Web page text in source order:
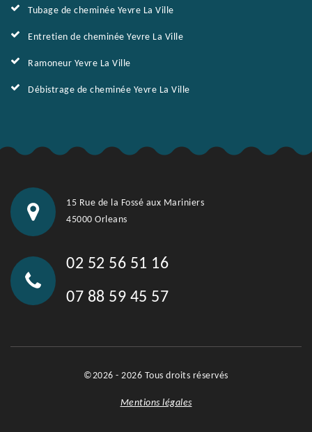
Tubage de cheminée Yevre La Ville
Entretien de cheminée Yevre La Ville
Ramoneur Yevre La Ville
Débistrage de cheminée Yevre La Ville
15 Rue de la Fossé aux Mariniers
45000 Orleans
02 52 56 51 16
07 88 59 45 57
©2026 - 2026 Tous droits réservés
Mentions légales